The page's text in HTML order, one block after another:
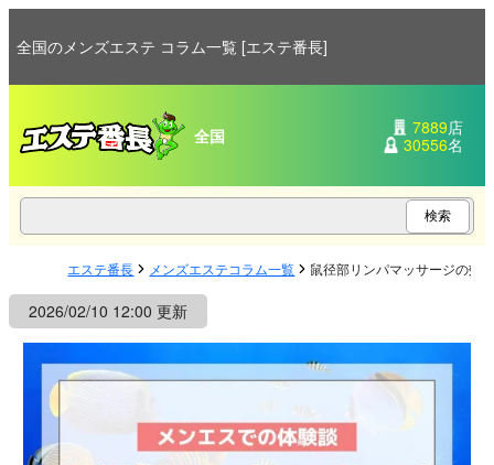
全国のメンズエステ コラム一覧 [エステ番長]
全国 7889店
30556名
エステ番長 メンズエステコラム一覧 鼠径部リンパマッサージの効
2026/02/10 12:00 更新